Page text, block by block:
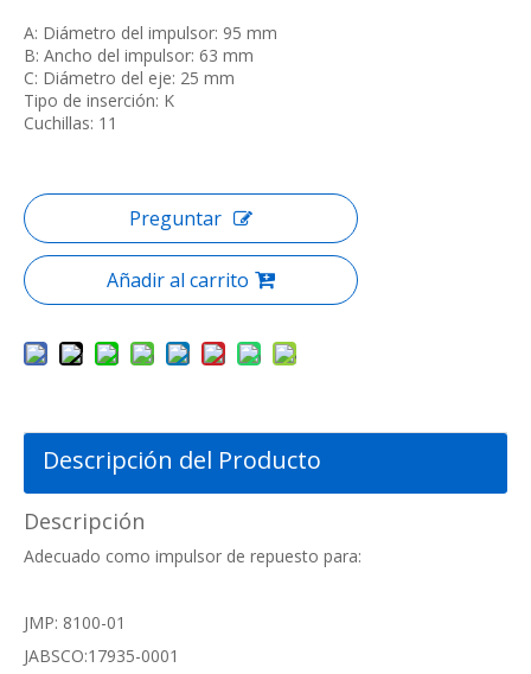
A: Diámetro del impulsor: 95 mm
B: Ancho del impulsor: 63 mm
C: Diámetro del eje: 25 mm
Tipo de inserción: K
Cuchillas: 11
Preguntar
Añadir al carrito
Descripción del Producto
Descripción
Adecuado como impulsor de repuesto para:
JMP: 8100-01
JABSCO:17935-0001